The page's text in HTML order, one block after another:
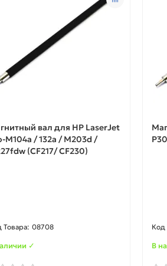
вал для HP LaserJet
M104a / 132a / M203d /
(CF217/ CF230)
08708
✓ В